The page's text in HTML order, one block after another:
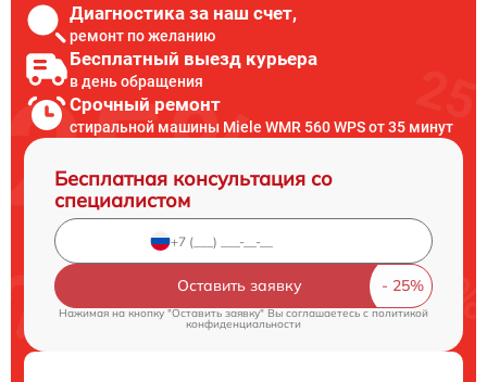
Диагностика за наш счет,
ремонт по желанию
Бесплатный выезд курьера
в день обращения
Срочный ремонт
стиральной машины Miele WMR 560 WPS от 35 минут
Бесплатная консультация со
специалистом
Оставить заявку
Нажимая на кнопку "Оставить заявку" Вы соглашаетесь cполитикой
конфиденциальности